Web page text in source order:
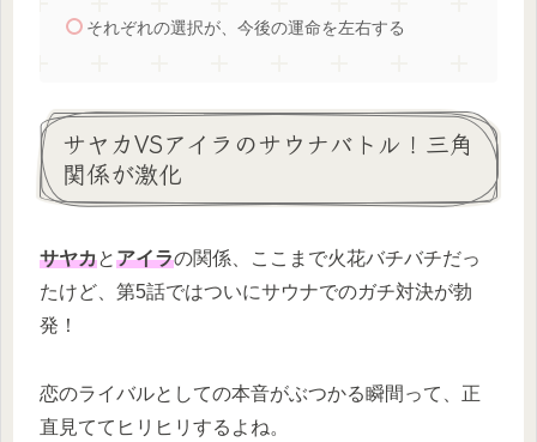
それぞれの選択が、今後の運命を左右する
サヤカVSアイラのサウナバトル！三角
関係が激化
サヤカとアイラの関係、ここまで火花バチバチだっ
たけど、第5話ではついにサウナでのガチ対決が勃
発！
恋のライバルとしての本音がぶつかる瞬間って、正
直見ててヒリヒリするよね。